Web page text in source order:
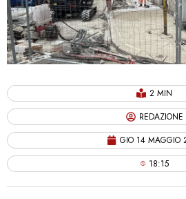
2 MIN
REDAZIONE
GIO 14 MAGGIO
18:15